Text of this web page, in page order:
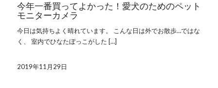
今年一番買ってよかった！愛犬のためのペット
モニターカメラ
今日は気持ちよく晴れています。 こんな日は外でお散歩…ではな
く、 室内でひなたぼっこがした […]
2019年11月29日